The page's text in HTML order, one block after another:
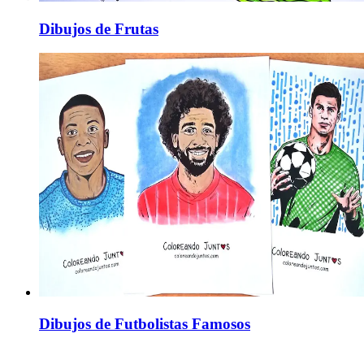
Dibujos de Frutas
Dibujos de Futbolistas Famosos